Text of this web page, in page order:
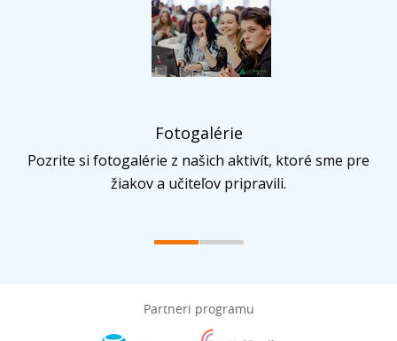
Fotogalérie
Pozrite si fotogalérie z našich aktivít, ktoré sme pre
žiakov a učiteľov pripravili.
Partneri programu